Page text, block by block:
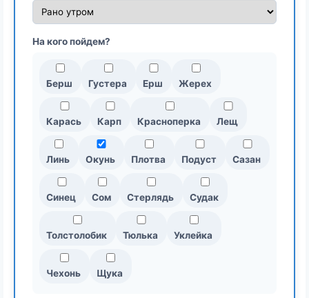
На кого пойдем?
Берш Густера Ерш Жерех
Карась Карп Красноперка Лещ
Линь Окунь Плотва Подуст Сазан
Синец Сом Стерлядь Судак
Толстолобик Тюлька Уклейка
Чехонь Щука